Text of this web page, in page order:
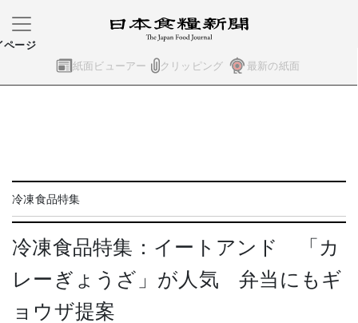
紙面ビューアー クリッピング 最新の紙面
ページ
冷凍食品特集
冷凍食品特集：イートアンド 「カ
レーぎょうざ」が人気 弁当にもギ
ョウザ提案